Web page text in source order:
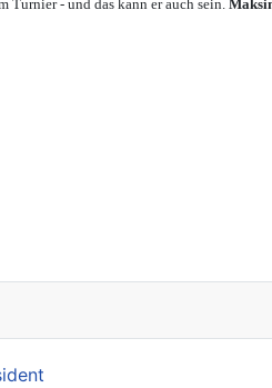
Turnier - und das kann er auch sein.
Rotation